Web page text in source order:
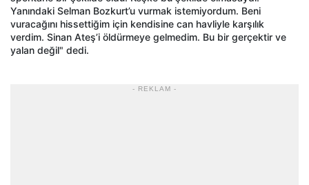
Yanındaki Selman Bozkurt’u vurmak istemiyordum. Beni
vuracağını hissettiğim için kendisine can havliyle karşılık
verdim. Sinan Ateş’i öldürmeye gelmedim. Bu bir gerçektir ve
yalan değil" dedi.
- REKLAM -